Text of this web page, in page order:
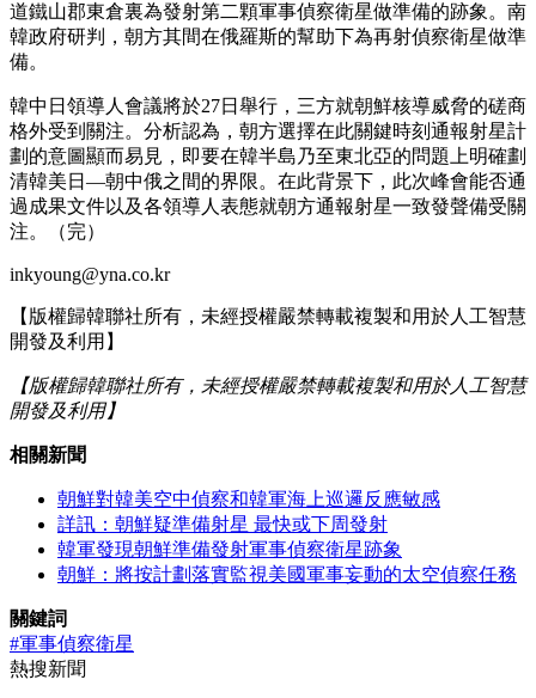
道鐵山郡東倉裏為發射第二顆軍事偵察衛星做準備的跡象。南
韓政府研判，朝方其間在俄羅斯的幫助下為再射偵察衛星做準
備。
韓中日領導人會議將於27日舉行，三方就朝鮮核導威脅的磋商
格外受到關注。分析認為，朝方選擇在此關鍵時刻通報射星計
劃的意圖顯而易見，即要在韓半島乃至東北亞的問題上明確劃
清韓美日—朝中俄之間的界限。在此背景下，此次峰會能否通
過成果文件以及各領導人表態就朝方通報射星一致發聲備受關
注。（完）
inkyoung@yna.co.kr
【版權歸韓聯社所有，未經授權嚴禁轉載複製和用於人工智慧
開發及利用】
【版權歸韓聯社所有，未經授權嚴禁轉載複製和用於人工智慧
開發及利用】
相關新聞
朝鮮對韓美空中偵察和韓軍海上巡邏反應敏感
詳訊：朝鮮疑準備射星 最快或下周發射
韓軍發現朝鮮準備發射軍事偵察衛星跡象
朝鮮：將按計劃落實監視美國軍事妄動的太空偵察任務
關鍵詞
#軍事偵察衛星
熱搜新聞